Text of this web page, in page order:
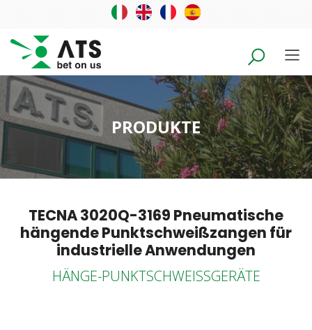
PRODUKTE
TECNA 3020Q-3169 Pneumatische
hängende Punktschweißzangen für
industrielle Anwendungen
HÄNGE-PUNKTSCHWEISSGERÄTE